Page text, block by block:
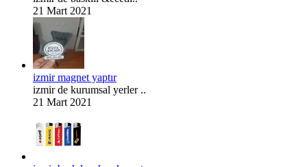
21 Mart 2021
izmir magnet yaptır
izmir de kurumsal yerler ..
21 Mart 2021